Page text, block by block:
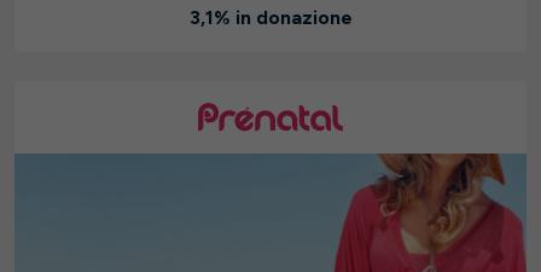
3,1% in donazione